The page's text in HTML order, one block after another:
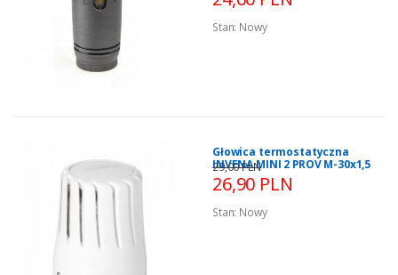
Stan: Nowy
Głowica termostatyczna
INVENA MINI 2 PROV M-30x1,5
26,90 PLN
29,00 PLN
Stan: Nowy